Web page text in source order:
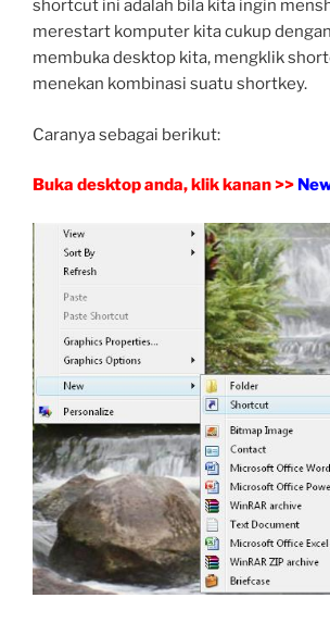
shortcut ini adalah bila kita ingin
merestart komputer kita cukup
membuka desktop kita, mengklik
menekan kombinasi suatu shortkey.
Caranya sebagai berikut:
Buka desktop anda, klik kanan >>